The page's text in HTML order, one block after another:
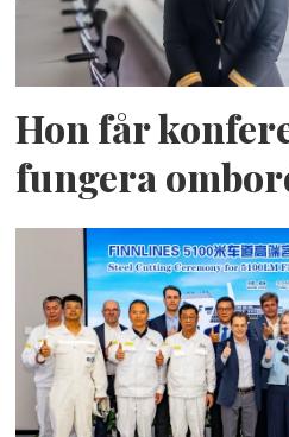
Hon får
fungera